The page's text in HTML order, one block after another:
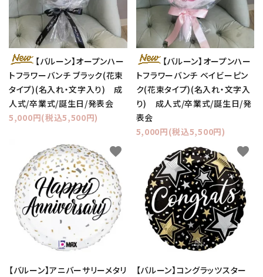
【バルーン】オープンハー
トフラワーバンチ ブラック(花束
タイプ)(名入れ・文字入り) 成
人式/卒業式/誕生日/発表会
5,000円(税込5,500円)
【バルーン】オープンハー
トフラワーバンチ ベイビーピン
ク(花束タイプ)(名入れ・文字入
り) 成人式/卒業式/誕生日/発
表会
5,000円(税込5,500円)
【バルーン】アニバーサリーメタリ
favorite
【バルーン】コングラッツスター
favorite